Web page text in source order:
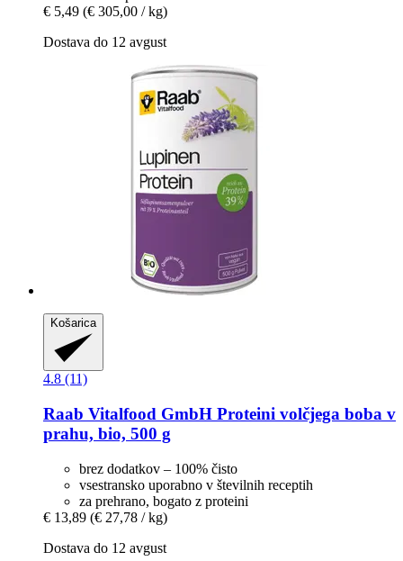
€ 5,49 (€ 305,00 / kg)
Dostava do 12 avgust
Košarica
4.8 (11)
Raab Vitalfood GmbH Proteini volčjega boba v
prahu, bio, 500 g
brez dodatkov – 100% čisto
vsestransko uporabno v številnih receptih
za prehrano, bogato z proteini
€ 13,89 (€ 27,78 / kg)
Dostava do 12 avgust